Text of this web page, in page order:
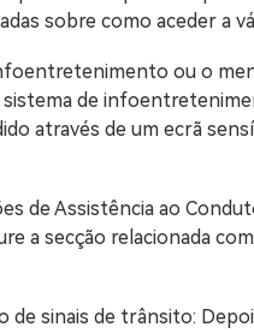
sobre como aceder a
ou o
de
através de um ecrã
de Assistência ao
a secção relacionada
sinais de trânsito: